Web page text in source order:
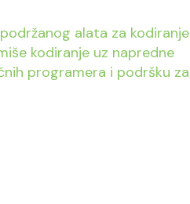
alata za kodiranje
kodiranje uz napredne
programera i podršku za
ovog inovativnog alata.